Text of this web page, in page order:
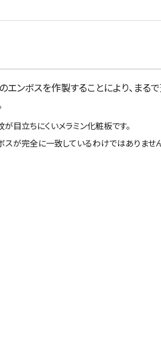
ンボスを作製することにより、まる
が目立ちにくいメラミン化粧板です。
スが完全に一致しているわけではありません